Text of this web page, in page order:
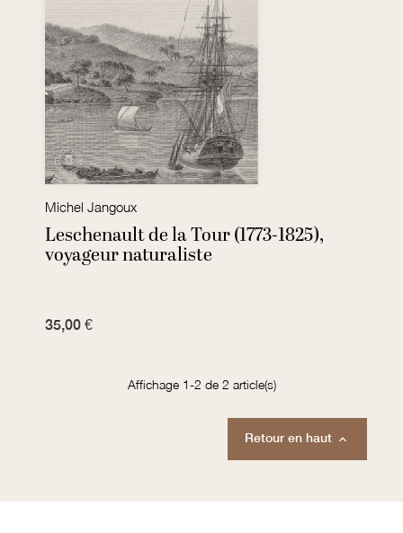
Michel Jangoux
Leschenault de la Tour (1773-1825),
voyageur naturaliste
35,00 €
Affichage 1-2 de 2 article(s)
Retour en haut 